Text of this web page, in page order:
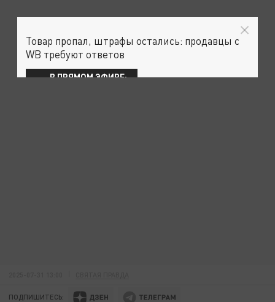
ПОДПИШИТЕСЬ:
Товар пропал, штрафы остались: продавцы с
WB требуют ответов
В ПРЯМОМ ЭФИРЕ: